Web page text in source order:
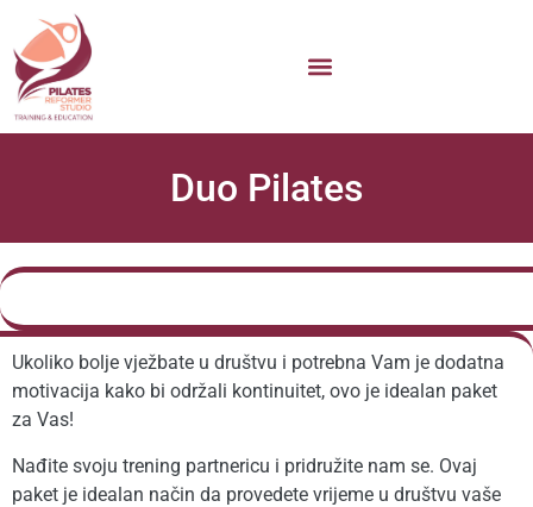
Duo Pilates
Ukoliko bolje vježbate u društvu i potrebna Vam je dodatna
motivacija kako bi održali kontinuitet, ovo je idealan paket
za Vas!
Nađite svoju trening partnericu i pridružite nam se. Ovaj
paket je idealan način da provedete vrijeme u društvu vaše